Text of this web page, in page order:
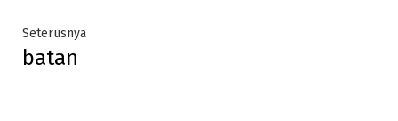
SeterusnyaNext
batan